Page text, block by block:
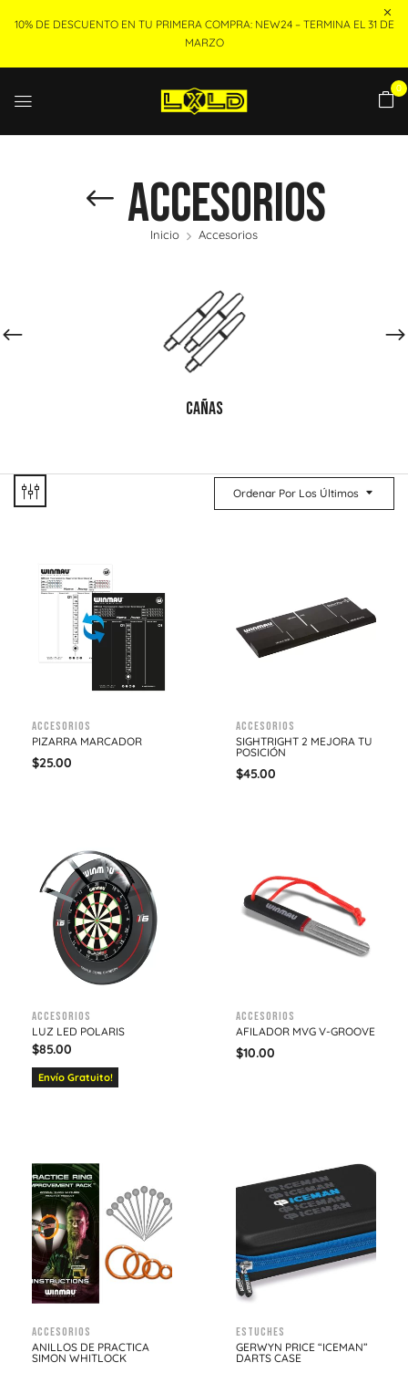
10% DE DESCUENTO EN TU PRIMERA COMPRA: NEW24 – TERMINA EL 31 DE
MARZO
0
Accesorios
Inicio Accesorios
CAÑAS
Ordenar Por Los Últimos
Accesorios
PIZARRA MARCADOR
$25.00
Accesorios
SIGHTRIGHT 2 MEJORA TU
POSICIÓN
$45.00
Accesorios
LUZ LED POLARIS
$85.00
Envío Gratuito!
Accesorios
AFILADOR MVG V-GROOVE
$10.00
Accesorios
ANILLOS DE PRACTICA
SIMON WHITLOCK
Estuches
GERWYN PRICE “ICEMAN”
DARTS CASE